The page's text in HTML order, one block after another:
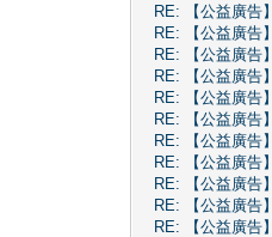
RE: 【公益廣告
RE: 【公益廣告
RE: 【公益廣告
RE: 【公益廣告
RE: 【公益廣告
RE: 【公益廣告
RE: 【公益廣告
RE: 【公益廣告
RE: 【公益廣告
RE: 【公益廣告
RE: 【公益廣告